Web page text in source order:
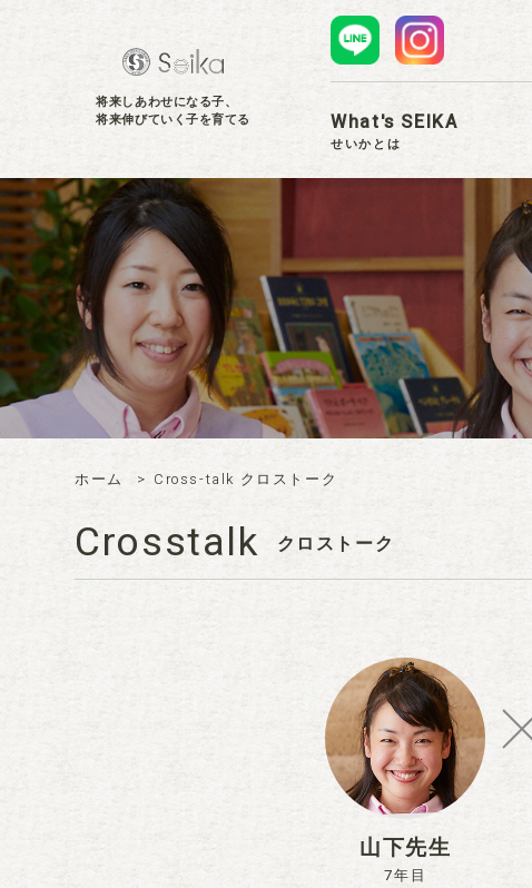
せいかグループ
将来しあわせになる子、
将来伸びていく子を育てる
What's SEIKA
せいかとは
ホーム Cross-talk クロストーク
Crosstalk クロストーク
山下先生
7年目